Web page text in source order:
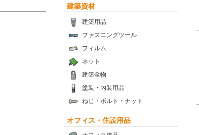
建築資材
建築用品
ファスニングツール
フィルム
ネット
建築金物
塗装・内装用品
ねじ・ボルト・ナット
オフィス・住設用品